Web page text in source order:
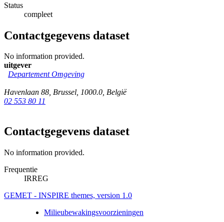
Status
compleet
Contactgegevens dataset
No information provided.
uitgever
Departement Omgeving
Havenlaan 88, Brussel, 1000.0, België
02 553 80 11
Contactgegevens dataset
No information provided.
Frequentie
IRREG
GEMET - INSPIRE themes, version 1.0
Milieubewakingsvoorzieningen